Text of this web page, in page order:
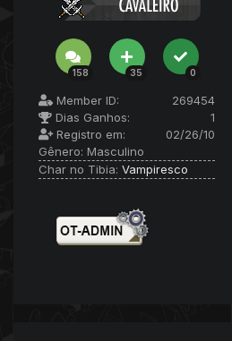
158 35 0
Member ID:
269454
Dias Ganhos:
1
Registro em:
02/26/10
Gênero: Masculino
Char no Tibia: Vampiresco